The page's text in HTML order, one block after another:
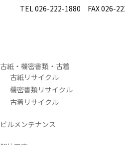
TEL 026-222-1880 FAX 026-
古紙・機密書類・古着
古紙リサイクル
機密書類リサイクル
古着リサイクル
ビルメンテナンス